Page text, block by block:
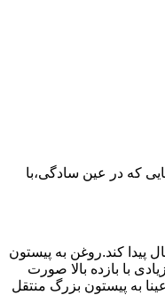
که در عین سادگی،با
پیدا کند.روغن به پیستون
با بازده بالا صورت
به پیستون بزرگ منتقل